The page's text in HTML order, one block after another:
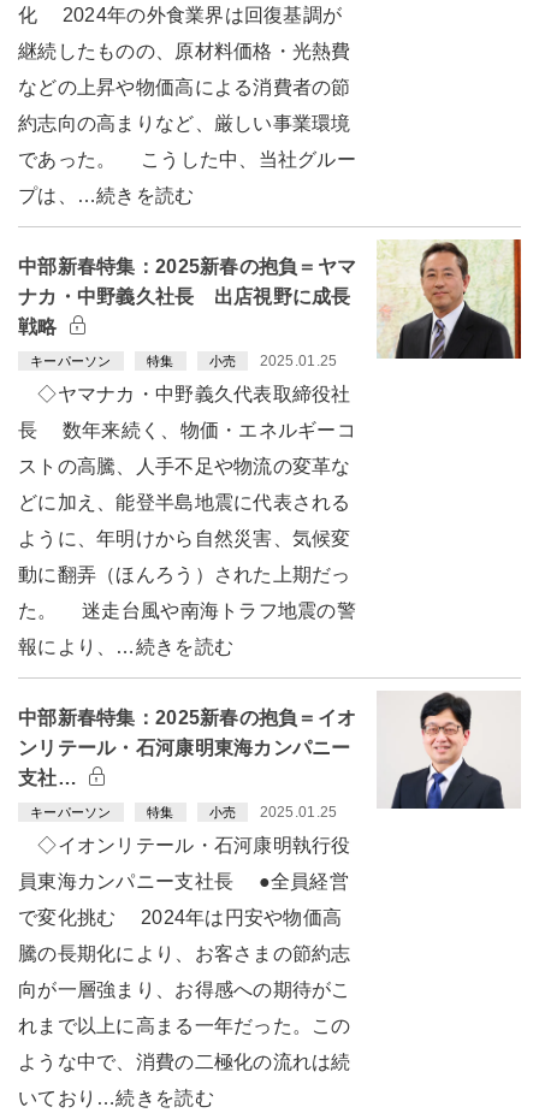
化 2024年の外食業界は回復基調が
継続したものの、原材料価格・光熱費
などの上昇や物価高による消費者の節
約志向の高まりなど、厳しい事業環境
であった。 こうした中、当社グルー
プは、…続きを読む
中部新春特集：2025新春の抱負＝ヤマ
ナカ・中野義久社長 出店視野に成長
戦略
キーパーソン 特集 小売 2025.01.25
◇ヤマナカ・中野義久代表取締役社
長 数年来続く、物価・エネルギーコ
ストの高騰、人手不足や物流の変革な
どに加え、能登半島地震に代表される
ように、年明けから自然災害、気候変
動に翻弄（ほんろう）された上期だっ
た。 迷走台風や南海トラフ地震の警
報により、…続きを読む
中部新春特集：2025新春の抱負＝イオ
ンリテール・石河康明東海カンパニー
支社…
キーパーソン 特集 小売 2025.01.25
◇イオンリテール・石河康明執行役
員東海カンパニー支社長 ●全員経営
で変化挑む 2024年は円安や物価高
騰の長期化により、お客さまの節約志
向が一層強まり、お得感への期待がこ
れまで以上に高まる一年だった。この
ような中で、消費の二極化の流れは続
いており…続きを読む